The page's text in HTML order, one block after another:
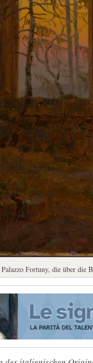
Fortuny, die über die